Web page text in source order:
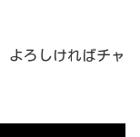
よろしければチャ